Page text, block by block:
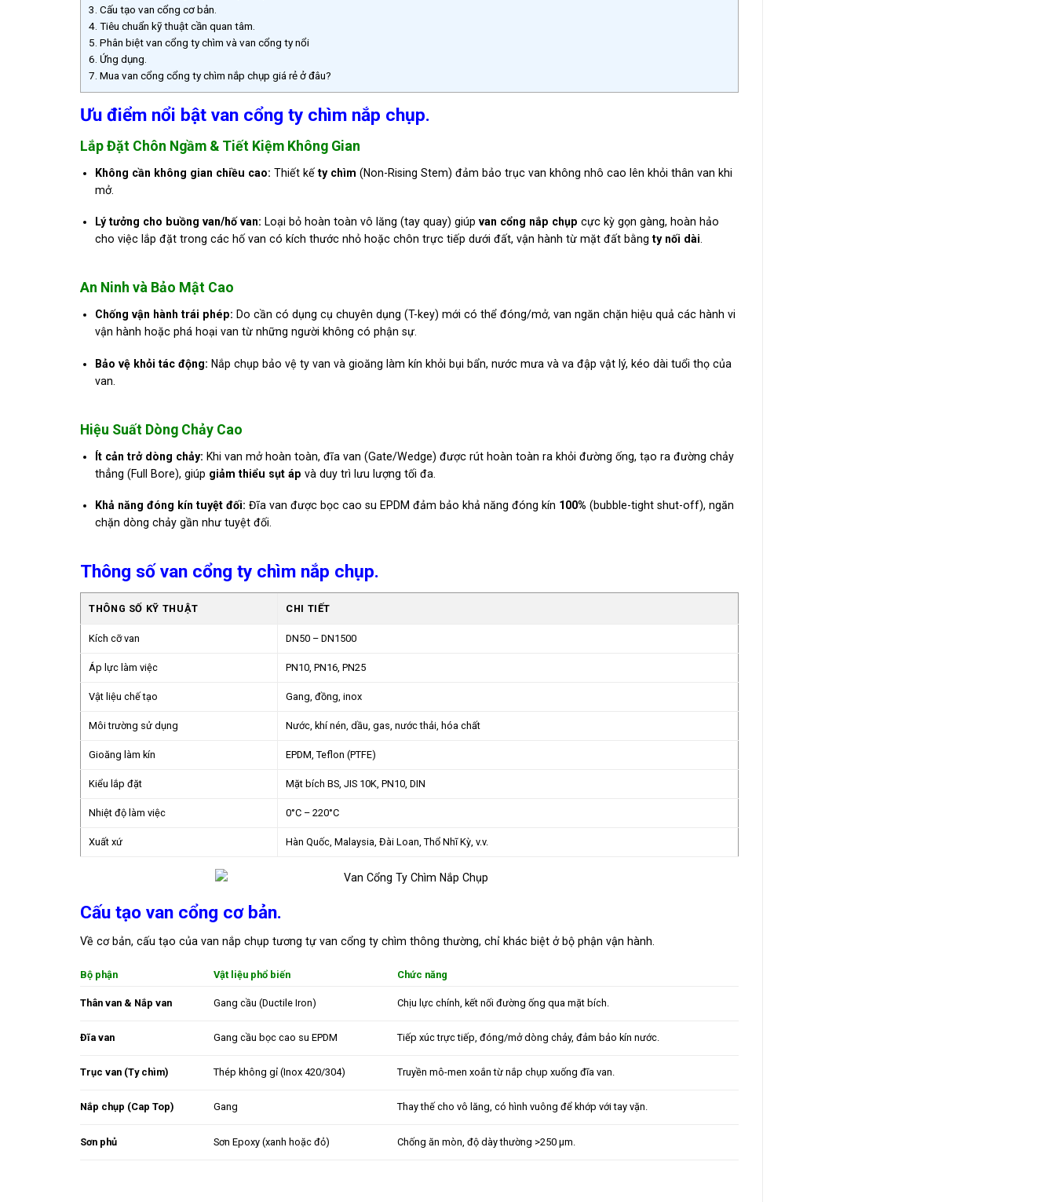
3. Cấu tạo van cổng cơ bản.
4. Tiêu chuẩn kỹ thuật cần quan tâm.
5. Phân biệt van cổng ty chìm và van cổng ty nổi
6. Ứng dụng.
7. Mua van cổng cổng ty chìm nắp chụp giá rẻ ở đâu?
Ưu điểm nổi bật van cổng ty chìm nắp chụp.
Lắp Đặt Chôn Ngầm & Tiết Kiệm Không Gian
Không cần không gian chiều cao: Thiết kếty chìm (Non-Rising Stem) đảm bảo trục van không nhô cao lên khỏi thân van khi
mở.
Lý tưởng cho buồng van/hố van: Loại bỏ hoàn toàn vô lăng (tay quay) giúp van cổng nắp chụp cực kỳ gọn gàng, hoàn hảo
cho việc lắp đặt trong các hố van có kích thước nhỏ hoặc chôn trực tiếp dưới đất, vận hành từ mặt đất bằngty nối dài.
An Ninh và Bảo Mật Cao
Chống vận hành trái phép: Do cần có dụng cụ chuyên dụng (T-key) mới có thể đóng/mở, van ngăn chặn hiệu quả các hành vi
vận hành hoặc phá hoại van từ những người không có phận sự.
Bảo vệ khỏi tác động: Nắp chụp bảo vệ ty van và gioăng làm kín khỏi bụi bẩn, nước mưa và va đập vật lý, kéo dài tuổi thọ của
van.
Hiệu Suất Dòng Chảy Cao
Ít cản trở dòng chảy: Khi van mở hoàn toàn, đĩa van (Gate/Wedge) được rút hoàn toàn ra khỏi đường ống, tạo ra đường chảy
thẳng (Full Bore), giúp giảm thiểu sụt áp và duy trì lưu lượng tối đa.
Khả năng đóng kín tuyệt đối: Đĩa van được bọc cao su EPDM đảm bảo khả năng đóng kín 100% (bubble-tight shut-off), ngăn
chặn dòng chảy gần như tuyệt đối.
Thông số van cổng ty chìm nắp chụp.
THÔNG SỐ KỸ THUẬT CHI TIẾT
Kích cỡ van DN50 – DN1500
Áp lực làm việc PN10, PN16, PN25
Vật liệu chế tạo Gang, đồng, inox
Môi trường sử dụng Nước, khí nén, dầu, gas, nước thải, hóa chất
Gioăng làm kín EPDM, Teflon (PTFE)
Kiểu lắp đặt Mặt bích BS, JIS 10K, PN10, DIN
Nhiệt độ làm việc 0°C – 220°C
Xuất xứ Hàn Quốc, Malaysia, Đài Loan, Thổ Nhĩ Kỳ, v.v.
Cấu tạo van cổng cơ bản.
Về cơ bản, cấu tạo của van nắp chụp tương tự van cổng ty chìm thông thường, chỉ khác biệt ở bộ phận vận hành.
Bộ phận Vật liệu phổ biến Chức năng
Thân van & Nắp van Gang cầu (Ductile Iron) Chịu lực chính, kết nối đường ống qua mặt bích.
Đĩa van Gang cầu bọc cao su EPDM Tiếp xúc trực tiếp, đóng/mở dòng chảy, đảm bảo kín nước.
Trục van (Ty chìm) Thép không gỉ (Inox 420/304) Truyền mô-men xoắn từ nắp chụp xuống đĩa van.
Nắp chụp (Cap Top) Gang Thay thế cho vô lăng, có hình vuông để khớp với tay vặn.
Sơn phủ Sơn Epoxy (xanh hoặc đỏ) Chống ăn mòn, độ dày thường >250 μm.